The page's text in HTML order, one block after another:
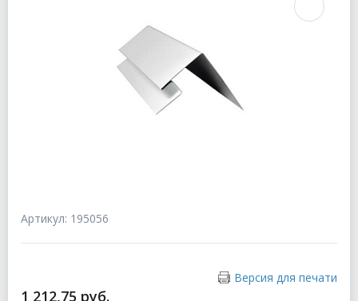
Артикул: 195056
Версия для печати
1 212,75 руб.